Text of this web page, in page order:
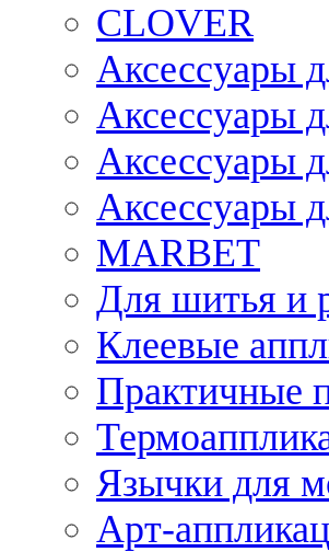
CLOVER
Аксессуары
Аксессуары
Аксессуары
Аксессуары
MARBET
Для шитья и
Клеевые
Практичные
Язычки для
Арт-